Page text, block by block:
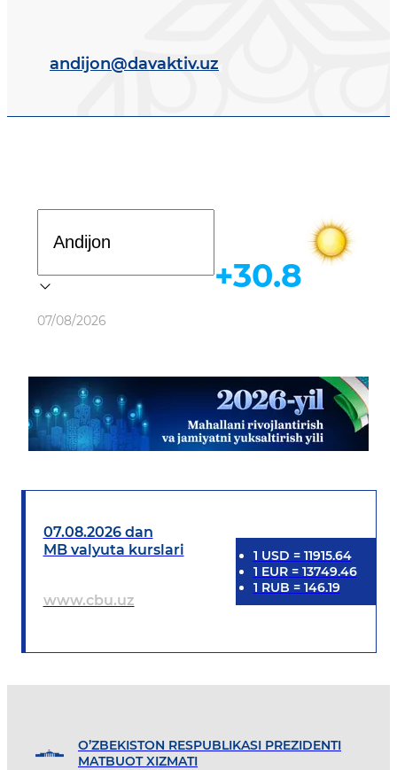
andijon@davaktiv.uz
Ob-havo
07/08/2026
+30.8
07.08.2026 dan
MB valyuta kurslari
www.cbu.uz
1 USD = 11915.64
1 EUR= 13749.46
1 RUB = 146.19
O’ZBEKISTON RESPUBLIKASI PREZIDENTI
MATBUOT XIZMATI